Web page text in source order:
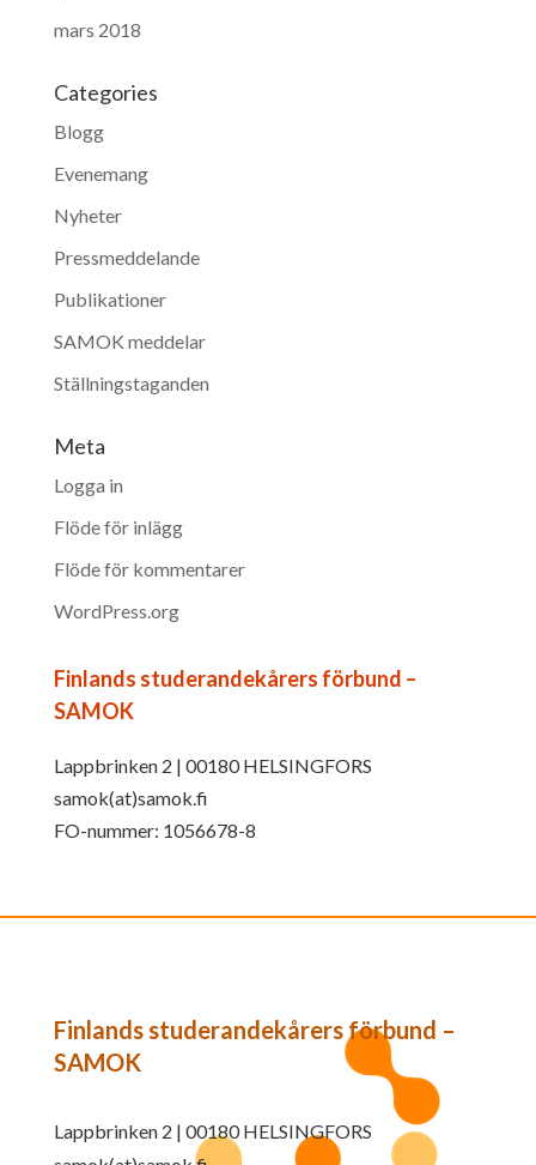
mars 2018
Categories
Blogg
Evenemang
Nyheter
Pressmeddelande
Publikationer
SAMOK meddelar
Ställningstaganden
Meta
Logga in
Flöde för inlägg
Flöde för kommentarer
WordPress.org
Finlands studerandekårers förbund –
SAMOK
Lappbrinken 2 | 00180 HELSINGFORS
samok(at)samok.fi
FO-nummer: 1056678-8
Finlands studerandekårers förbund –
SAMOK
Lappbrinken 2 | 00180 HELSINGFORS